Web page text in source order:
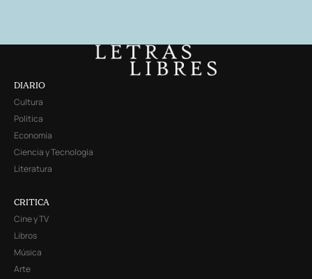
DIARIO
Cultura
Política
Economía
Ciencia y Tecnología
Literatura
CRITICA
Cine y TV
Libros
Música
Arte